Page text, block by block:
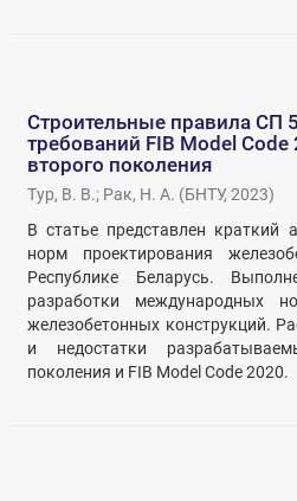
Строительные правила СП
требований FIB Model Code
второго поколения
Тур, В. В.; Рак, Н. А. (БНТУ,2023)
В статье представлен краткий
норм проектирования
Республике Беларусь.
разработки международных
железобетонных конструкций.
и недостатки
поколения и FIB Model Code 2020.